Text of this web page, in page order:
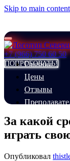
Skip to main content
Главная
Цены
Отзывы
О школе
Контакты
Магазин
+7 (966) 750 60 50
ПОПРОБОВАТЬ!
За какой
играть
Опубликовал